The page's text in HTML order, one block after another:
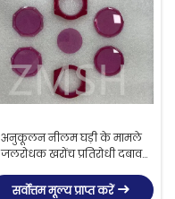
अनुकूलन नीलम घड़ी के मामले
जलरोधक खरोंच प्रतिरोधी दबाव
सर्वोत्तम मूल्य प्राप्त करें